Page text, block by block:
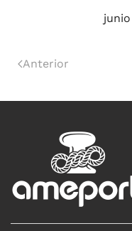
junio
Anterior